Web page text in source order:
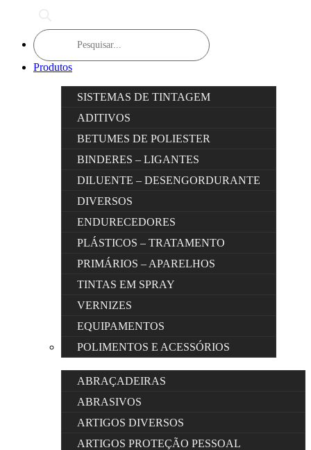
Products
search
Produtos
SISTEMAS DE TINTAGEM
ADITIVOS
BETUMES DE POLIESTER
BINDERES – LIGANTES
DILUENTE – DESENGORDURANTE
DIVERSOS
ENDURECEDORES
PLÁSTICOS – TRATAMENTO
PRIMÁRIOS – APARELHOS
TINTAS EM SPRAY
VERNIZES
EQUIPAMENTOS
POLIMENTOS E ACESSÓRIOS
ABRAÇADEIRAS
ABRASIVOS
ARTIGOS DIVERSOS
ARTIGOS PROTEÇÃO PESSOAL